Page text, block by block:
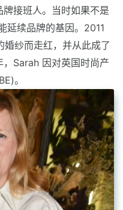
接班人。当时如果不是
延续品牌的基因。2011
纱而走红，并从此成了
Sarah 因对英国时尚产
。